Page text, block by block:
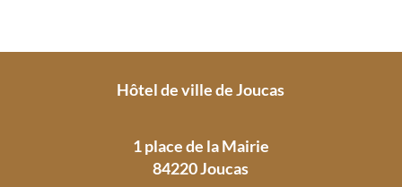
Hôtel de ville de Joucas
1 place de la Mairie
84220 Joucas